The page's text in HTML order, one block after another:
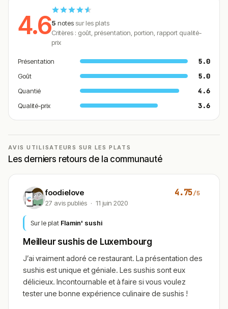
4.65 notessur les plats
Critères : goût, présentation, portion, rapport qualité-
prix
Présentation 5.0
Goût 5.0
Quantié 4.6
Qualité-prix 3.6
AVIS UTILISATEURS SUR LES PLATS
Les derniers retours de la communauté
foodielove
27 avis publiés · 11 juin 2020
4.75/5
Sur le plat Flamin' sushi
Meilleur sushis de Luxembourg
J’ai vraiment adoré ce restaurant. La présentation des
sushis est unique et géniale. Les sushis sont eux
délicieux. Incontournable et à faire si vous voulez
tester une bonne expérience culinaire de sushis !